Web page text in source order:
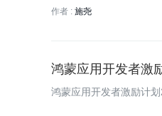
作者 : 施尧
鸿蒙应用开发者激
鸿蒙应用开发者激励计